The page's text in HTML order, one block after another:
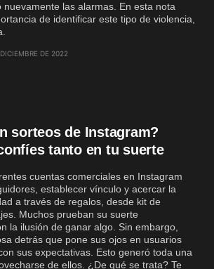
nuevamente las alarmas. En esta nota
de identificar este tipo de violencia,
DE 2022
sorteos de Instagram?
tanto en tu suerte
cuentas comerciales en Instagram
establecer vínculo y acercar la
a través de regalos, desde kit de
Muchos prueban su suerte
la ilusión de ganar algo. Sin embargo,
detrás que pone sus ojos en usuarios
sus expectativas. Esto generó toda una
de ellos. ¿De qué se trata? Te